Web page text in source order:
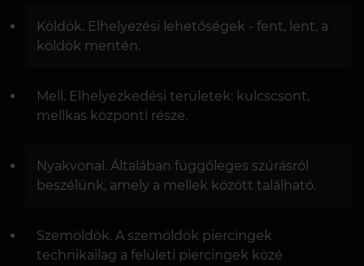
Köldök. Elhelyezési lehetőségek - fent, lent, a
köldök mentén.
Mell. Elhelyezkedési területek: kulcscsont,
mellkas központi része.
Nyakvonal. Általában függőleges szúrásról
beszélünk, amely a mellek között található.
Szemöldök. A szemöldök piercingek
technikailag a felületi piercingek közé